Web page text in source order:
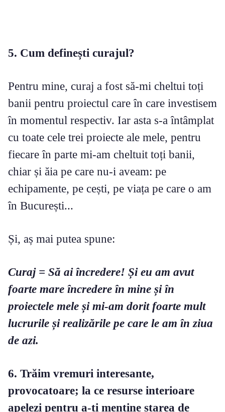
5. Cum definești curajul?
Pentru mine, curaj a fost să-mi cheltui toți
banii pentru proiectul care în care investisem
în momentul respectiv. Iar asta s-a întâmplat
cu toate cele trei proiecte ale mele, pentru
fiecare în parte mi-am cheltuit toți banii,
chiar și ăia pe care nu-i aveam: pe
echipamente, pe cești, pe viața pe care o am
în București...
Și, aș mai putea spune:
Curaj = Să ai încredere! Și eu am avut
foarte mare încredere în mine și în
proiectele mele și mi-am dorit foarte mult
lucrurile și realizările pe care le am în ziua
de azi.
6. Trăim vremuri interesante,
provocatoare; la ce resurse interioare
apelezi pentru a-ți menține starea de